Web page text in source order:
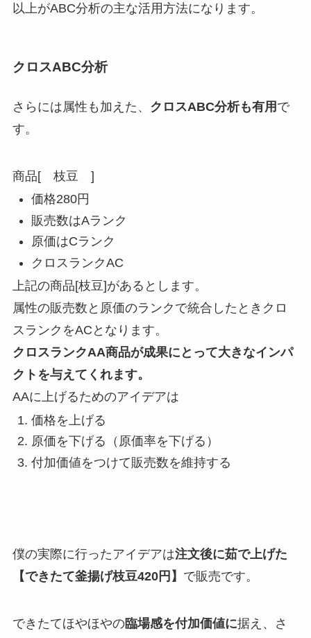
以上がABC分析の主な活用方法になります。
クロスABC分析
さらには属性も加えた、 クロスABC分析も有用 で
す。
商品[ 枝豆 ]
価格280円
販売数はAランク
原価はCランク
クロスランクAC
上記の商品[枝豆]があるとします。
属性の販売数と原価のランクで統合したときクロ
スランクをACとなります。
クロスランクAA商品が成果にとって大きなインパ
クトを与えてくれます。
AAに上げるためのアイデアは
価格を上げる
原価を下げる（原価率を下げる）
付加価値をつけて販売数を維持する
僕の実際に行ったアイデアは注文後に茹で上げた
【できたて釜揚げ枝豆420円】 で販売です。
できたてほやほやの臨場感を付加価値に据え、さ